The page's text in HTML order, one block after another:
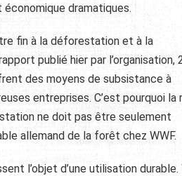
dramatiques.
fin à la déforestation et à la
publié hier par l’organisation,
des moyens de subsistance à
entreprises. C’est pourquoi la
ne doit pas être seulement
allemand de la forêt chez WWF.
l’objet d’une utilisation durable.